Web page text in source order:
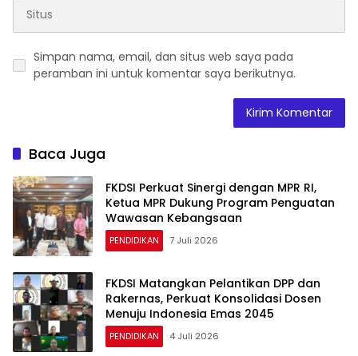
Simpan nama, email, dan situs web saya pada
peramban ini untuk komentar saya berikutnya.
Baca Juga
FKDSI Perkuat Sinergi dengan MPR RI,
Ketua MPR Dukung Program Penguatan
Wawasan Kebangsaan
PENDIDIKAN 7 Juli 2026
FKDSI Matangkan Pelantikan DPP dan
Rakernas, Perkuat Konsolidasi Dosen
Menuju Indonesia Emas 2045
PENDIDIKAN 4 Juli 2026